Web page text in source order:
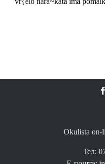
Okulista on-
Тел: